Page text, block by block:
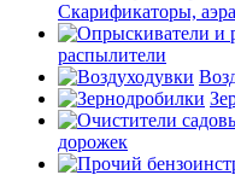
Скарификаторы,
распылители
дорожек